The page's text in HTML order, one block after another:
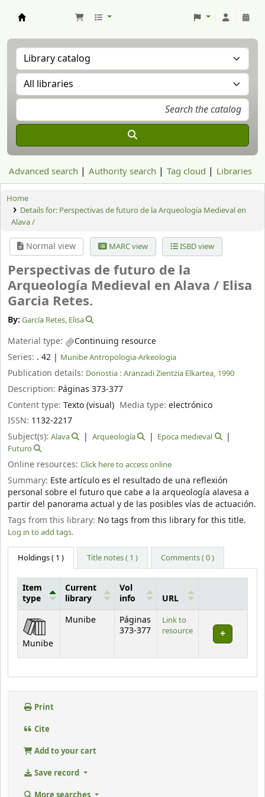
Advanced search Authority search Tag cloud Libraries
Home
Details for: Perspectivas de futuro de la Arqueología Medieval en
Alava /
Normal view MARC view ISBD view
Perspectivas de futuro de la
Arqueología Medieval en Alava / Elisa
Garcia Retes.
By: García Retes, Elisa
Material type:
Continuing resource
Series: . 42 | Munibe Antropologia-Arkeologia
Publication details: Donostia : Aranzadi Zientzia Elkartea, 1990
Description: Páginas 373-377
Content type: Texto (visual) Media type:electrónico
ISSN: 1132-2217
Subject(s): Alava Arqueología
Epoca medieval
Futuro
Online resources: Click here to access online
Summary: Este artículo es el resultado de una reflexión
personal sobre el futuro que cabe a la arqueología alavesa a
partir del panorama actual y de las posibles vías de actuación.
Tags from this library: No tags from this library for this title.
Log in to add tags.
Holdings( 1 ) Title notes ( 1 ) Comments ( 0 )
Holdings
Item
type
Current
library
Vol
info
URL
Munibe
Munibe
Páginas
373-377
Link to
resource
Print
Cite
Add to your cart
Save record